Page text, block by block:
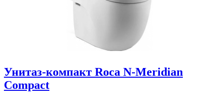
Унитаз-компакт Roca N-Meridian
Compact